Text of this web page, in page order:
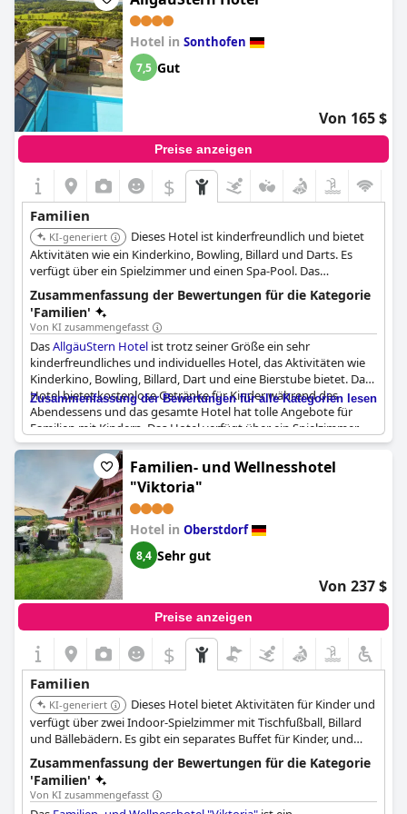
Hotel in Sonthofen
7,5 Gut
Von 165 $
Preise anzeigen
$
Familien
KI-generiert
Dieses Hotel ist kinderfreundlich und bietet
Aktivitäten wie ein Kinderkino, Bowling, Billard und Darts. Es
verfügt über ein Spielzimmer und einen Spa-Pool. Das
Restaurant bietet kostenlose Getränke für Kinder während des
Abendessens.
Zusammenfassung der Bewertungen für die Kategorie
'Familien'
Von KI zusammengefasst
DasAllgäuStern Hotel ist trotz seiner Größe ein sehr
kinderfreundliches und individuelles Hotel, das Aktivitäten wie
Kinderkino, Bowling, Billard, Dart und eine Bierstube bietet. Das
Hotel bietet kostenlose Getränke für Kinder während des
Abendessens und das gesamte Hotel hat tolle Angebote für
Familien mit Kindern. Das Hotel verfügt über ein Spielzimmer
und einen Spa-Pool, die bei Kindern sehr beliebt sind, und Eltern
können ihre Kinder mit Aktivitäten wie Bowling und Billard
beschäftigen. Das Restaurant bietet kostenlose Getränke für
Kinder während des Abendessens. Das Personal ist freundlich,
auch zu Kindern, und Familien können einen entspannten
Urlaub genießen. Einige Gäste wiesen darauf hin, dass das Hotel
während der Schulferien nicht unbedingt der beste Ort für
Ruhesuchende ist und dass es in einigen Bereichen, wie z. B. am
Pool, während der Stoßzeiten mit Kindern etwas voll werden
kann. Im Großen und Ganzen würden Familien mit kleinen
Kindern ihren Aufenthalt im Hotel AllgäuStern jedoch sehr
Zusammenfassung der Bewertungen für alle Kategorien lesen
Familien- und Wellnesshotel
"Viktoria"
Hotel in Oberstdorf
8,4 Sehr gut
Von 237 $
Preise anzeigen
$
Familien
KI-generiert
Dieses Hotel bietet Aktivitäten für Kinder und
verfügt über zwei Indoor-Spielzimmer mit Tischfußball, Billard
und Bällebädern. Es gibt ein separates Buffet für Kinder, und
Familien mit kleinen Kindern können separat essen. Sie stellen
Babyausstattung wie Babybadewannen und Babybetten zur
Verfügung.
Zusammenfassung der Bewertungen für die Kategorie
'Familien'
Von KI zusammengefasst